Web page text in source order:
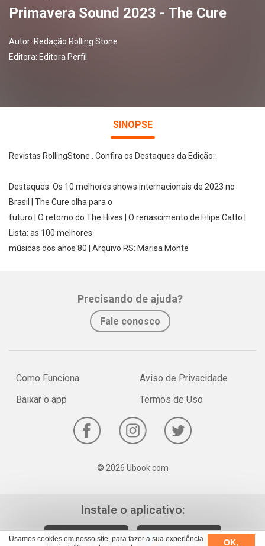
Usamos cookies em nosso site, para fazer a sua experiência
OK,
Primavera Sound 2023 - The Cure
Autor: Redação Rolling Stone
Editora: Editora Perfil
SINOPSE
Revistas RollingStone . Confira os Destaques da Edição:
Destaques: Os 10 melhores shows internacionais de 2023 no
Brasil | The Cure olha para o
futuro | O retorno do The Hives | O renascimento de Filipe Catto |
Lista: as 100 melhores
músicas dos anos 80 | Arquivo RS: Marisa Monte
Precisando de ajuda?
Fale conosco
Como Funciona
Baixar o app
Aviso de Privacidade
Termos de Uso
© 2026 Ubook.com
Instale o aplicativo: